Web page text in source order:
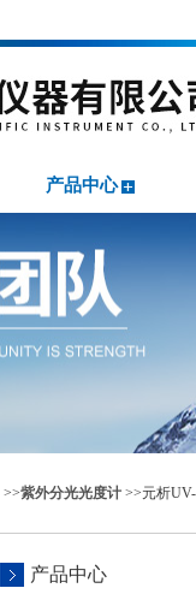
产品中心
>>紫外分光光度计 >>元析
产品中心